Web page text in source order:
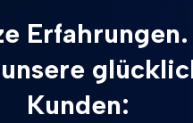
Kunden: